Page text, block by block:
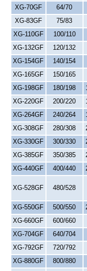
XG-70GF
64/70
XG-83GF
75/83
XG-110GF
100/110
XG-132GF
120/132
XG-154GF
140/154
XG-165GF
150/165
XG-198GF
180/198
XG-220GF
200/220
XG-264GF
240/264
XG-308GF
280/308
XG-330GF
300/330
XG-385GF
350/385
XG-440GF
400/440
XG-528GF 480/528
XG-550GF 500/550
XG-660GF
600/660
XG-704GF
640/704
XG-792GF
720/792
XG-880GF
800/880